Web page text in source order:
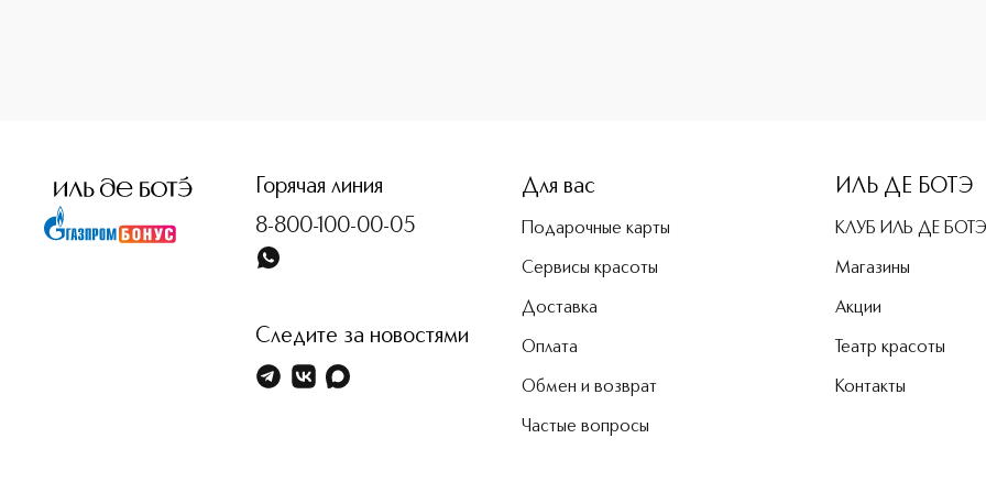
Горячая линия
8-800-100-00-05
Следите за новостями
Для вас
Подарочные карты
Сервисы красоты
Доставка
Оплата
Обмен и возврат
Частые вопросы
ИЛЬ ДЕ БОТЭ
КЛУБ ИЛЬ ДЕ БОТЭ
Магазины
Акции
Театр красоты
Контакты